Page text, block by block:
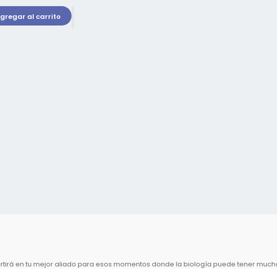
al carrito
en tu mejor aliado para esos momentos donde la biología puede tener